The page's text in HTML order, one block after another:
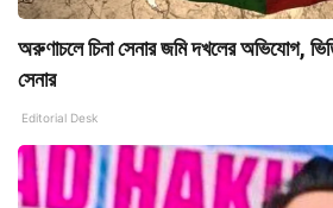
অরুণাচলে চিনা সেনার জমি দখলের অভিযোগ,
সেনার
Editorial Desk